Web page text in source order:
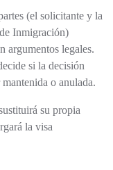
(el solicitante y la
Inmigración)
argumentos legales.
si la decisión
mantenida o anulada.
su propia
la visa